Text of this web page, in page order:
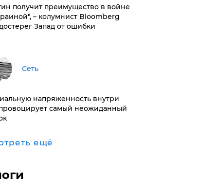
получит преимущество в войне
– колумнист Bloomberg
Запад от ошибки
Сеть
напряженность внутри
самый неожиданный
ещё